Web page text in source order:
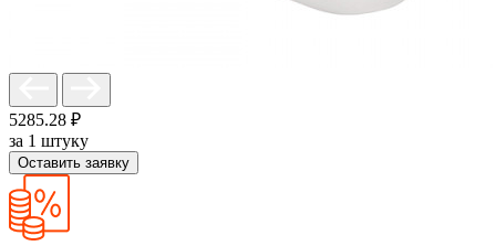
5285.28 ₽
за 1 штуку
Оставить заявку